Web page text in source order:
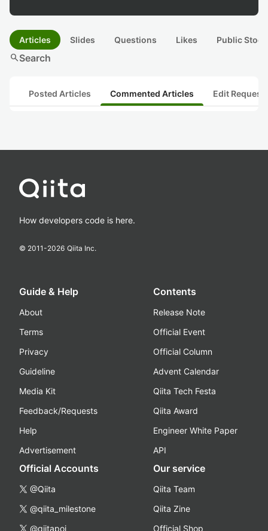
Articles Slides Questions Likes Public
searchSearch
Posted Articles Commented Articles Edit
How developers code is here.
© 2011-2026 Qiita Inc.
Guide & Help
About
Terms
Privacy
Guideline
Media Kit
Feedback/Requests
Help
Advertisement
Contents
Release Note
Official Event
Official Column
Advent Calendar
Qiita Tech Festa
Qiita Award
Engineer White Paper
API
Official Accounts
@Qiita
@qiita_milestone
@qiitapoi
Our service
Qiita Team
Qiita Zine
Official Shop